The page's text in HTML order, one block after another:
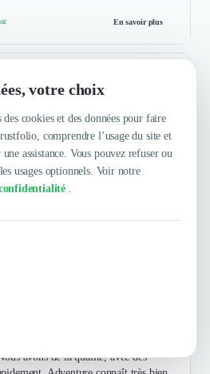
votre choix
cookies et des données pour faire
comprendre l’usage du site et
assistance. Vous pouvez refuser ou
usages optionnels. Voir notre
.
En savoir plus
bio et écologiques avec plus de 125
partir de 1€ | C'est si simple de
la ...
avons de la qualité, avec des